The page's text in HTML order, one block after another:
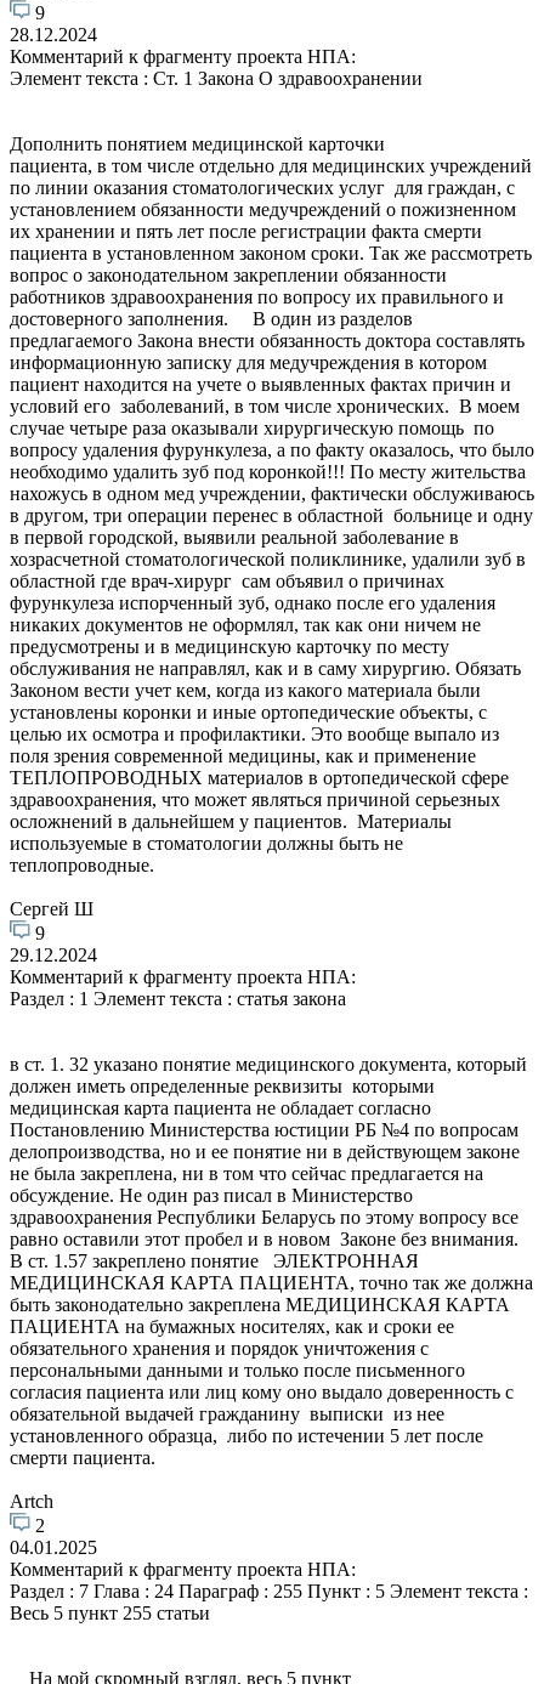
9
28.12.2024
Комментарий к фрагменту проекта НПА:
Элемент текста : Ст. 1 Закона О здравоохранении
Дополнить понятием медицинской карточки
пациента, в том числе отдельно для медицинских учреждений
по линии оказания стоматологических услуг для граждан, с
установлением обязанности медучреждений о пожизненном
их хранении и пять лет после регистрации факта смерти
пациента в установленном законом сроки. Так же рассмотреть
вопрос о законодательном закреплении обязанности
работников здравоохранения по вопросу их правильного и
достоверного заполнения. В один из разделов
предлагаемого Закона внести обязанность доктора составлять
информационную записку для медучреждения в котором
пациент находится на учете о выявленных фактах причин и
условий его заболеваний, в том числе хронических. В моем
случае четыре раза оказывали хирургическую помощь по
вопросу удаления фурункулеза, а по факту оказалось, что было
необходимо удалить зуб под коронкой!!! По месту жительства
нахожусь в одном мед учреждении, фактически обслуживаюсь
в другом, три операции перенес в областной больнице и одну
в первой городской, выявили реальной заболевание в
хозрасчетной стоматологической поликлинике, удалили зуб в
областной где врач-хирург сам объявил о причинах
фурункулеза испорченный зуб, однако после его удаления
никаких документов не оформлял, так как они ничем не
предусмотрены и в медицинскую карточку по месту
обслуживания не направлял, как и в саму хирургию. Обязать
Законом вести учет кем, когда из какого материала были
установлены коронки и иные ортопедические объекты, с
целью их осмотра и профилактики. Это вообще выпало из
поля зрения современной медицины, как и применение
ТЕПЛОПРОВОДНЫХ материалов в ортопедической сфере
здравоохранения, что может являться причиной серьезных
осложнений в дальнейшем у пациентов. Материалы
используемые в стоматологии должны быть не
теплопроводные.
Сергей Ш
9
29.12.2024
Комментарий к фрагменту проекта НПА:
Раздел : 1 Элемент текста : статья закона
в ст. 1. 32 указано понятие медицинского документа, который
должен иметь определенные реквизиты которыми
медицинская карта пациента не обладает согласно
Постановлению Министерства юстиции РБ №4 по вопросам
делопроизводства, но и ее понятие ни в действующем законе
не была закреплена, ни в том что сейчас предлагается на
обсуждение. Не один раз писал в Министерство
здравоохранения Республики Беларусь по этому вопросу все
равно оставили этот пробел и в новом Законе без внимания.
В ст. 1.57 закреплено понятие ЭЛЕКТРОННАЯ
МЕДИЦИНСКАЯ КАРТА ПАЦИЕНТА, точно так же должна
быть законодательно закреплена МЕДИЦИНСКАЯ КАРТА
ПАЦИЕНТА на бумажных носителях, как и сроки ее
обязательного хранения и порядок уничтожения с
персональными данными и только после письменного
согласия пациента или лиц кому оно выдало доверенность с
обязательной выдачей гражданину выписки из нее
установленного образца, либо по истечении 5 лет после
смерти пациента.
Artch
2
04.01.2025
Комментарий к фрагменту проекта НПА:
Раздел : 7 Глава : 24 Параграф : 255 Пункт : 5 Элемент текста :
Весь 5 пункт 255 статьи
На мой скромный взгляд, весь 5 пункт